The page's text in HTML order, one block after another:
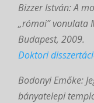
Bizzer István: A
„római” vonulata
Budapest, 2009.
Doktori
Bodonyi Emőke:
bányatelepi